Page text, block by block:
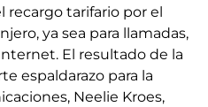
recargo tarifario por el
ya sea para llamadas,
El resultado de la
espaldarazo para la
Neelie Kroes,